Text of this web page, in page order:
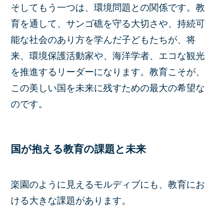
そしてもう一つは、環境問題 との関係です。教
育を通して、サンゴ礁を守る大切さや、持続可
能な社会のあり方を学んだ子どもたちが、将
来、環境保護活動家や、海洋学者、エコな観光
を推進するリーダーになります。教育こそが、
この美しい国を未来に残すための最大の希望な
のです。
国が抱える教育の課題と未来
楽園のように見えるモルディブにも、教育にお
ける大きな課題があります。